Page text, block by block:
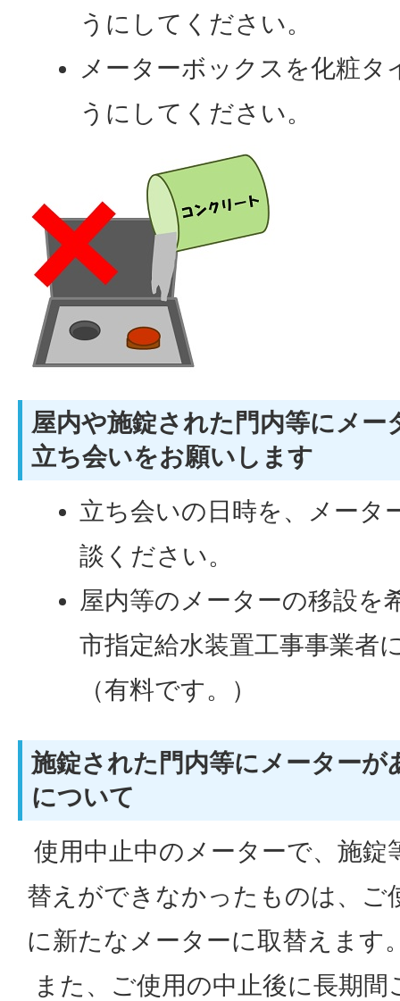
うにしてください。
メーターボックスを化粧
うにしてください。
屋内や施錠された門内等にメー
立ち会いをお願いします
立ち会いの日時を、メータ
談ください。
屋内等のメーターの移設を
市指定給水装置工事事業者
（有料です。）
施錠された門内等にメーターが
について
使用中止中のメーターで、施錠
替えができなかったものは、ご
に新たなメーターに取替えます
また、ご使用の中止後に長期